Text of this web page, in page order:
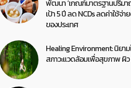
พัฒนา ‘เกณฑ์มาตรฐานปริมา
เป้า 5 ปี ลด NCDs ลดค่าใช้จ่
ของประเทศ
Healing Environment: นิยา
สภาวะแวดล้อมเพื่อสุขภาพ ผิ